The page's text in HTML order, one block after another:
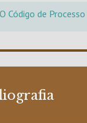
O Código de